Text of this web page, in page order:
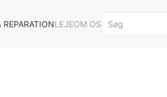
LEJEOM OS